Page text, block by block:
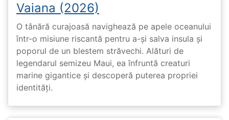
Vaiana (2026)
O tânără curajoasă navighează pe apele oceanului
într-o misiune riscantă pentru a-și salva insula și
poporul de un blestem străvechi. Alături de
legendarul semizeu Maui, ea înfruntă creaturi
marine gigantice și descoperă puterea propriei
identități.